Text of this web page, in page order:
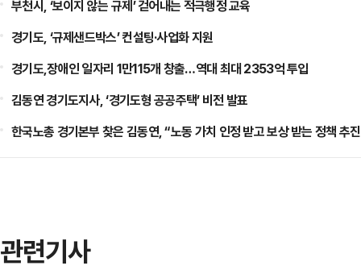
부천시, ‘보이지 않는 규제’ 걷어내는 적극행정 교육
경기도, ‘규제샌드박스’ 컨설팅·사업화 지원
경기도,장애인 일자리 1만115개 창출…역대 최대 2353억 투입
김동연 경기도지사, ‘경기도형 공공주택’ 비전 발표
한국노총 경기본부 찾은 김동연, “노동 가치 인정 받고 보상 받는 정책 추
관련기사